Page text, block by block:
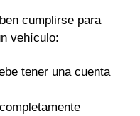
cumplirse para
vehículo:
tener una cuenta